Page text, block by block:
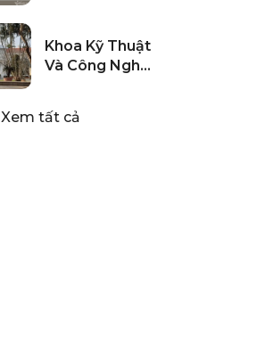
Viên
Khoa Kỹ Thuật
Và Công Nghệ
2024
Xem tất cả